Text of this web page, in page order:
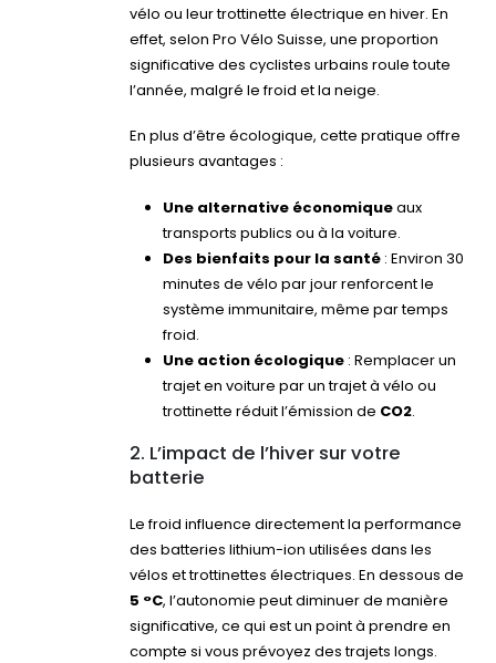
vélo ou leur trottinette électrique en hiver. En
effet, selon Pro Vélo Suisse, une proportion
significative des cyclistes urbains roule toute
l’année, malgré le froid et la neige.
En plus d’être écologique, cette pratique offre
plusieurs avantages :
Une alternative économiqueaux
transports publics ou à la voiture.
Des bienfaits pour la santé: Environ 30
minutes de vélo par jour renforcent le
système immunitaire, même par temps
froid.
Une action écologique: Remplacer un
trajet en voiture par un trajet à vélo ou
trottinette réduit l’émission de CO2.
2. L’impact de l’hiver sur votre
batterie
Le froid influence directement la performance
des batteries lithium-ion utilisées dans les
vélos et trottinettes électriques. En dessous de
5 °C, l’autonomie peut diminuer de manière
significative, ce qui est un point à prendre en
compte si vous prévoyez des trajets longs.